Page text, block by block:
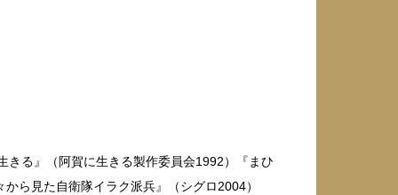
きる』（阿賀に生きる製作委員会1992）『まひ
ら見た自衛隊イラク派兵』（シグロ2004）